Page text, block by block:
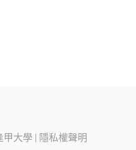
甲大學 隱私權聲明